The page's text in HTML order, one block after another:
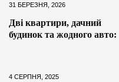
31 БЕРЕЗНЯ, 2026
Дві квартири, дачний
будинок та жодного авто:
4 СЕРПНЯ, 2025